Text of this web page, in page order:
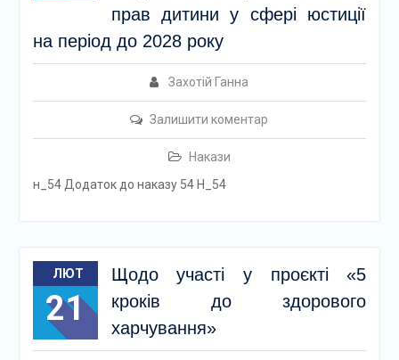
прав дитини у сфері юстиції
на період до 2028 року
Захотій Ганна
Залишити коментар
Накази
н_54 Додаток до наказу 54 Н_54
ЛЮТ
21
Щодо участі у проєкті «5
кроків до здорового
харчування»